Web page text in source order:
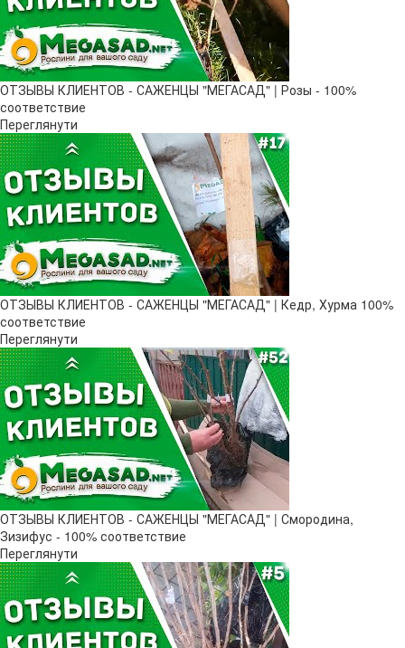
ОТЗЫВЫ КЛИЕНТОВ - САЖЕНЦЫ "МЕГАСАД" | Розы - 100%
соответствие
Переглянути
ОТЗЫВЫ КЛИЕНТОВ - САЖЕНЦЫ "МЕГАСАД" | Кедр, Хурма 100%
соответствие
Переглянути
ОТЗЫВЫ КЛИЕНТОВ - САЖЕНЦЫ "МЕГАСАД" | Смородина,
Зизифус - 100% соответствие
Переглянути